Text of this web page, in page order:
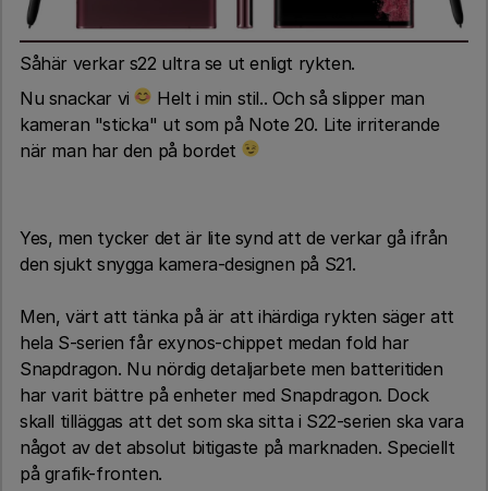
Såhär verkar s22 ultra se ut enligt rykten.
Nu snackar vi
Helt i min stil.. Och så slipper man
kameran "sticka" ut som på Note 20. Lite irriterande
när man har den på bordet
Yes, men tycker det är lite synd att de verkar gå ifrån
den sjukt snygga kamera-designen på S21.
Men, värt att tänka på är att ihärdiga rykten säger att
hela S-serien får exynos-chippet medan fold har
Snapdragon. Nu nördig detaljarbete men batteritiden
har varit bättre på enheter med Snapdragon. Dock
skall tilläggas att det som ska sitta i S22-serien ska vara
något av det absolut bitigaste på marknaden. Speciellt
på grafik-fronten.